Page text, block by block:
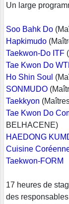
Un large
Soo Bahk Do
Hapkimudo
Taekwon-Do ITF
Tae Kwon Do
Ho Shin Soul
SONMUDO
Taekkyon
Tae Kwon Do
BELHACENE)
HAEDONG
Cuisine
Taekwon-FORM
17 heures de
des